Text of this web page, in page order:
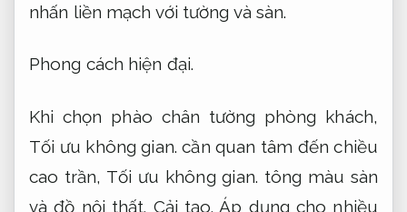
nhấn liền mạch với tường và sàn.
Phong cách hiện đại.
Khi chọn phào chân tường phòng khách,
Tối ưu không gian. cần quan tâm đến chiều
cao trần, Tối ưu không gian. tông màu sàn
và đồ nội thất. Cải tạo. Áp dụng cho nhiều